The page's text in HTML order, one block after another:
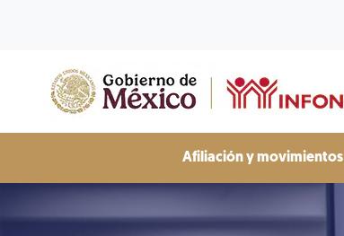
Afiliación y movimientos